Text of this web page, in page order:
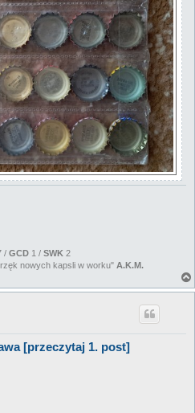
/ GCD 1 / SWK 2
nowych kapsli w worku" A.K.M.
[przeczytaj 1. post]